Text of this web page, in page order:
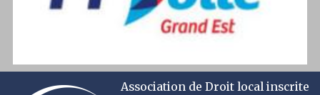
Association de Droit local inscrite